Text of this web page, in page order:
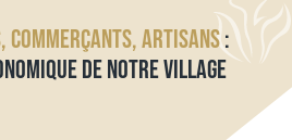
COMMERÇANTS, ARTISANS:
DE NOTRE VILLAGE